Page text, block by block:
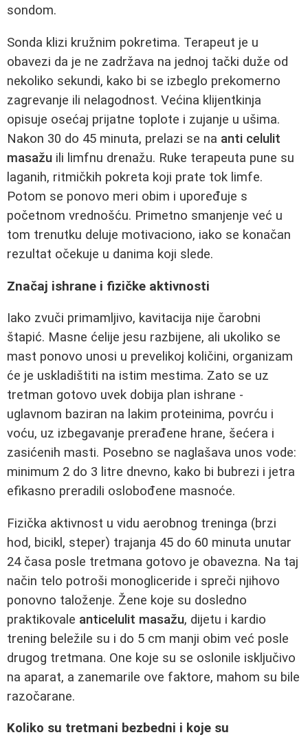
sondom.
Sonda klizi kružnim pokretima. Terapeut je u
obavezi da je ne zadržava na jednoj tački duže od
nekoliko sekundi, kako bi se izbeglo prekomerno
zagrevanje ili nelagodnost. Većina klijentkinja
opisuje osećaj prijatne toplote i zujanje u ušima.
Nakon 30 do 45 minuta, prelazi se na anti celulit
masažu ili limfnu drenažu. Ruke terapeuta pune su
laganih, ritmičkih pokreta koji prate tok limfe.
Potom se ponovo meri obim i upoređuje s
početnom vrednošću. Primetno smanjenje već u
tom trenutku deluje motivaciono, iako se konačan
rezultat očekuje u danima koji slede.
Značaj ishrane i fizičke aktivnosti
Iako zvuči primamljivo, kavitacija nije čarobni
štapić. Masne ćelije jesu razbijene, ali ukoliko se
mast ponovo unosi u prevelikoj količini, organizam
će je uskladištiti na istim mestima. Zato se uz
tretman gotovo uvek dobija plan ishrane -
uglavnom baziran na lakim proteinima, povrću i
voću, uz izbegavanje prerađene hrane, šećera i
zasićenih masti. Posebno se naglašava unos vode:
minimum 2 do 3 litre dnevno, kako bi bubrezi i jetra
efikasno preradili oslobođene masnoće.
Fizička aktivnost u vidu aerobnog treninga (brzi
hod, bicikl, steper) trajanja 45 do 60 minuta unutar
24 časa posle tretmana gotovo je obavezna. Na taj
način telo potroši monogliceride i spreči njihovo
ponovno taloženje. Žene koje su dosledno
praktikovale anticelulit masažu, dijetu i kardio
trening beležile su i do 5 cm manji obim već posle
drugog tretmana. One koje su se oslonile isključivo
na aparat, a zanemarile ove faktore, mahom su bile
razočarane.
Koliko su tretmani bezbedni i koje su